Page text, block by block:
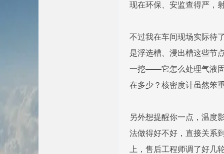
现在环保、安监查得严，
不过我在车间现场实际待
是浮选槽、浸出槽这些节
一挖——它怎么处理气液固
在多少？核密度计虽然笨
另外想提醒你一点，温度
法做得好不好，直接关系
上，售后工程师调了好几